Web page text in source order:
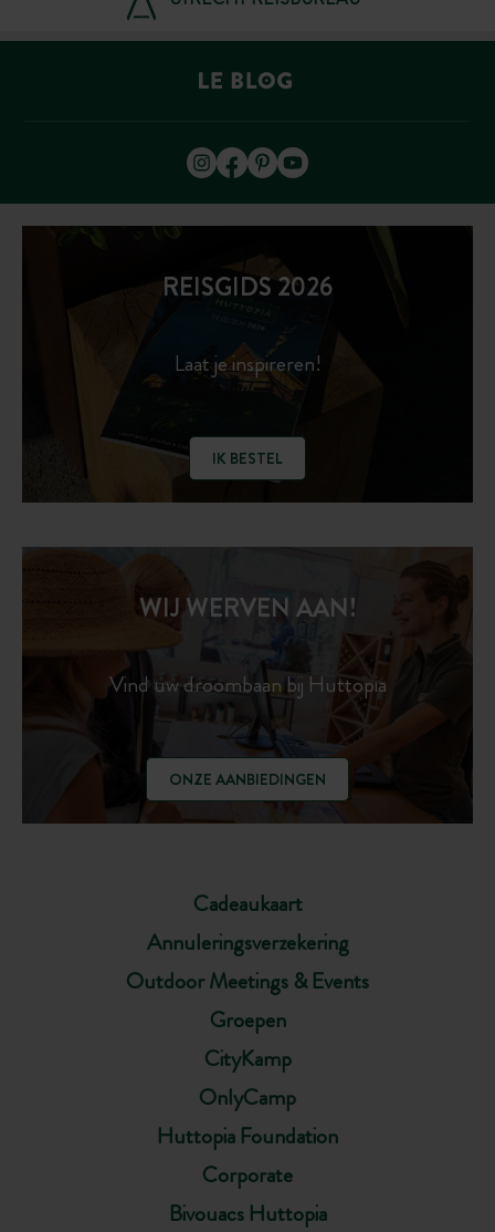
REISGIDS 2026
Laat je inspireren!
IK BESTEL
Cadeaukaart
Annuleringsverzekering
Outdoor Meetings & Events
Groepen
CityKamp
OnlyCamp
Huttopia Foundation
Corporate
Bivouacs Huttopia
WIJ WERVEN AAN!
Vind uw droombaan bij Huttopia
ONZE AANBIEDINGEN